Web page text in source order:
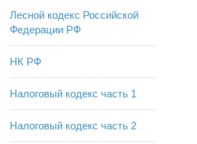
Лесной кодекс Российской
Федерации РФ
НК РФ
Налоговый кодекс часть 1
Налоговый кодекс часть 2